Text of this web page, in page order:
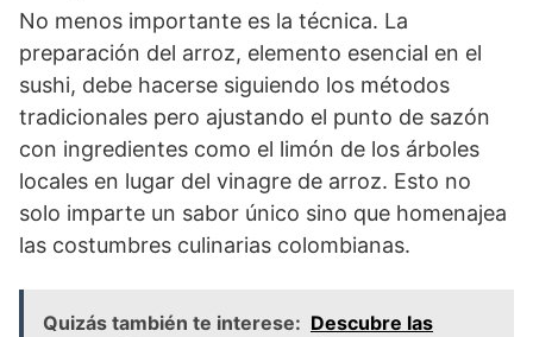
No menos importante es la técnica. La
preparación del arroz, elemento esencial en el
sushi, debe hacerse siguiendo los métodos
tradicionales pero ajustando el punto de sazón
con ingredientes como el limón de los árboles
locales en lugar del vinagre de arroz. Esto no
solo imparte un sabor único sino que homenajea
las costumbres culinarias colombianas.
Quizás también te interese: Descubre las